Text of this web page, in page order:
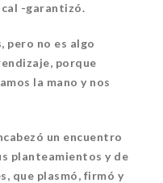
-garantizó.
pero no es algo
porque
la mano y nos
un encuentro
planteamientos y de
que plasmó, firmó y